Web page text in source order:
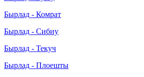
Бырлад - Комрат
Бырлад - Сибиу
Бырлад - Текуч
Бырлад - Плоешты